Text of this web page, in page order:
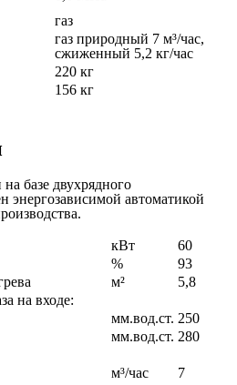
газ
газ природный 7 м³/час,
сжиженный 5,2 кг/час
220 кг
156 кг
базе двухрядного
энергозависимой автоматикой
кВт
60
%
93
м²
5,8
на входе:
мм.вод.ст. 250
мм.вод.ст. 280
м³/час
7